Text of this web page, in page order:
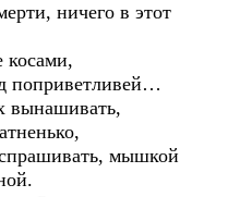
ничего в этот
косами,
поприветливей…
вынашивать,
мышкой